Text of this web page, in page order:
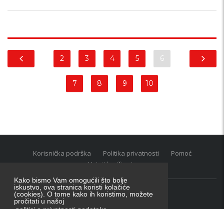
Kako bismo Vam omogućili što bolje
iskustvo, ova stranica koristi kolačiće
(cookies). O tome kako ih koristimo, možete
pročitati u našoj
2 3 4 5 6
7 8 9 10
Korisnička podrška Politika privatnosti
Pomoć
Uvjeti korištenja
Oglasnik grupacija:posao.hr|oglasnik.hr|auti.hr